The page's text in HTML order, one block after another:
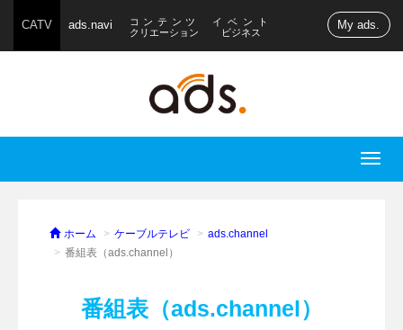
CATV ads.navi
コンテンツ
クリエーション
イベント
ビジネス
My ads.
T
o
ホーム ケーブルテレビ
ads.channel
番組表（ads.channel）
番組表（ads.channel）